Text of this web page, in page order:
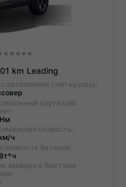
km Leading
автомобиля (тип кузова):
крутящий
скорость:
ч
батареи:
зарядки в быстром